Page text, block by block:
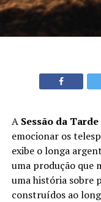
A Sessão da Tarde
emocionar os
exibe o longa
uma produção que
uma história sobre
construídos ao